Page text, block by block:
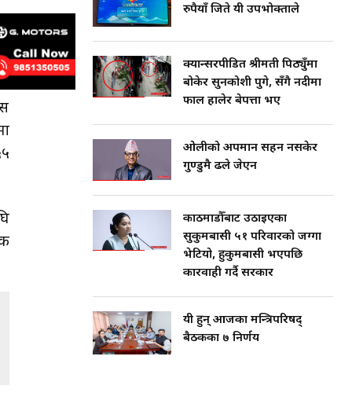
रुपैयाँ जिते यी उपभोक्ताले
क्यान्सरपीडित श्रीमती पिठ्युँमा
बोकेर सुनकोशी पुगे, सँगै नदीमा
फाल हालेर बेपत्ता भए
ओलीको अपमान सहन नसकेर
गुण्डुमै ढले जेएन
काठमाडौँबाट उठाइएका
सुकुमबासी ५१ परिवारको जग्गा
भेटियो, हुकुमबासी भएपछि
कारवाही गर्दै सरकार
यी हुन् आजका मन्त्रिपरिषद्
बैठकका ७ निर्णय